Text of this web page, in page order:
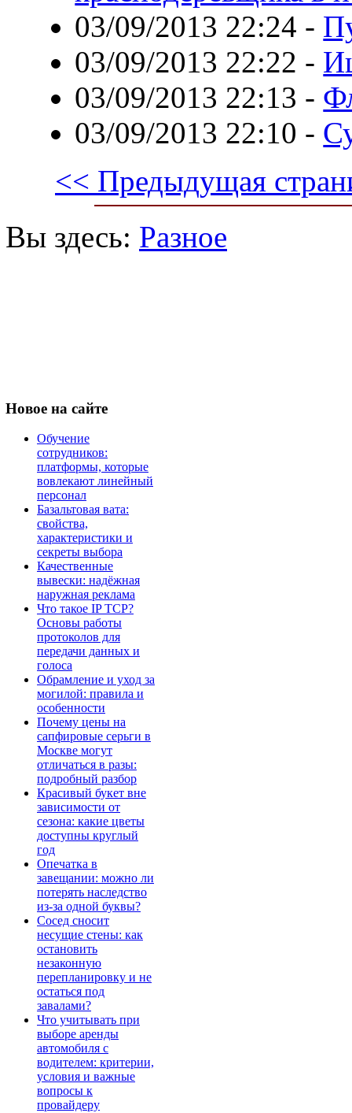
03/09/2013 22:24 -
03/09/2013 22:22 -
03/09/2013 22:13 -
03/09/2013 22:10 -
<< Предыдущая
Вы здесь: Разное
Новое на сайте
Обучение
сотрудников:
платформы, которые
вовлекают линейный
персонал
Базальтовая вата:
свойства,
характеристики и
секреты выбора
Качественные
вывески: надёжная
наружная реклама
Что такое IP TCP?
Основы работы
протоколов для
передачи данных и
голоса
Обрамление и уход за
могилой: правила и
особенности
Почему цены на
сапфировые серьги в
Москве могут
отличаться в разы:
подробный разбор
Красивый букет вне
зависимости от
сезона: какие цветы
доступны круглый
год
Опечатка в
завещании: можно ли
потерять наследство
из-за одной буквы?
Сосед сносит
несущие стены: как
остановить
незаконную
перепланировку и не
остаться под
завалами?
Что учитывать при
выборе аренды
автомобиля с
водителем: критерии,
условия и важные
вопросы к
провайдеру